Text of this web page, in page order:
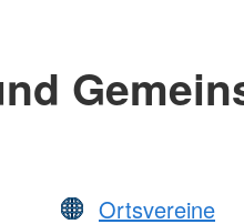
Ortsvereine